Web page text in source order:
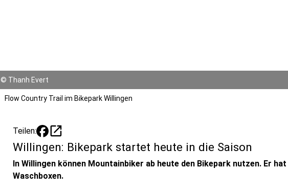
© Thanh Evert
Flow Country Trail im Bikepark Willingen
Teilen: open_in_new
Willingen: Bikepark startet heute in die Saison
In Willingen können Mountainbiker ab heute den Bikepark nutzen. Er hat
Waschboxen.